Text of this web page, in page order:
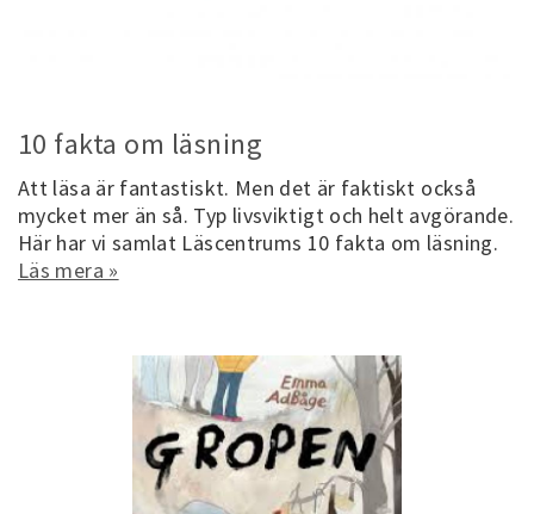
10 fakta om läsning
Att läsa är fantastiskt. Men det är faktiskt också
mycket mer än så. Typ livsviktigt och helt avgörande.
Här har vi samlat Läscentrums 10 fakta om läsning.
Läs mera »